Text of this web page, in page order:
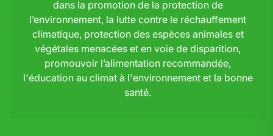
dans la promotion de la protection de
l’environnement, la lutte contre le réchauffement
climatique, protection des espèces animales et
végétales menacées et en voie de disparition,
promouvoir l’alimentation recommandée,
l'éducation au climat à l'environnement et la bonne
santé.